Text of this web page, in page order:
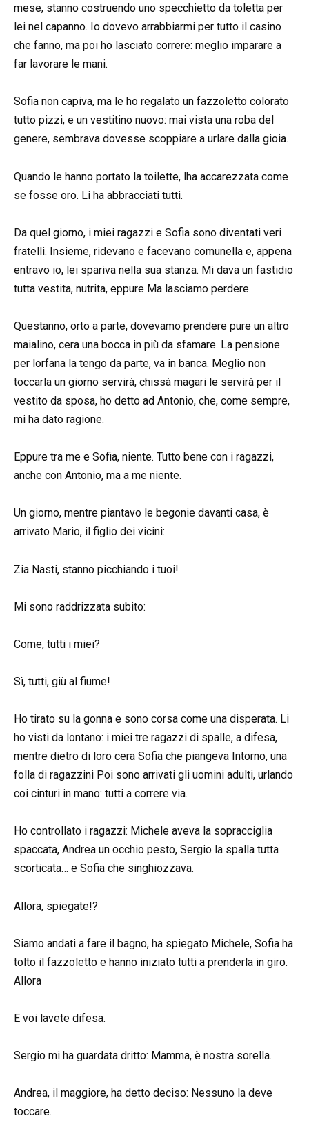
mese, stanno costruendo uno specchietto da toletta per
lei nel capanno. Io dovevo arrabbiarmi per tutto il casino
che fanno, ma poi ho lasciato correre: meglio imparare a
far lavorare le mani.
Sofia non capiva, ma le ho regalato un fazzoletto colorato
tutto pizzi, e un vestitino nuovo: mai vista una roba del
genere, sembrava dovesse scoppiare a urlare dalla gioia.
Quando le hanno portato la toilette, lha accarezzata come
se fosse oro. Li ha abbracciati tutti.
Da quel giorno, i miei ragazzi e Sofia sono diventati veri
fratelli. Insieme, ridevano e facevano comunella e, appena
entravo io, lei spariva nella sua stanza. Mi dava un fastidio
tutta vestita, nutrita, eppure Ma lasciamo perdere.
Questanno, orto a parte, dovevamo prendere pure un altro
maialino, cera una bocca in più da sfamare. La pensione
per lorfana la tengo da parte, va in banca. Meglio non
toccarla un giorno servirà, chissà magari le servirà per il
vestito da sposa, ho detto ad Antonio, che, come sempre,
mi ha dato ragione.
Eppure tra me e Sofia, niente. Tutto bene con i ragazzi,
anche con Antonio, ma a me niente.
Un giorno, mentre piantavo le begonie davanti casa, è
arrivato Mario, il figlio dei vicini:
Zia Nasti, stanno picchiando i tuoi!
Mi sono raddrizzata subito:
Come, tutti i miei?
Sì, tutti, giù al fiume!
Ho tirato su la gonna e sono corsa come una disperata. Li
ho visti da lontano: i miei tre ragazzi di spalle, a difesa,
mentre dietro di loro cera Sofia che piangeva Intorno, una
folla di ragazzini Poi sono arrivati gli uomini adulti, urlando
coi cinturi in mano: tutti a correre via.
Ho controllato i ragazzi: Michele aveva la sopracciglia
spaccata, Andrea un occhio pesto, Sergio la spalla tutta
scorticata… e Sofia che singhiozzava.
Allora, spiegate!?
Siamo andati a fare il bagno, ha spiegato Michele, Sofia ha
tolto il fazzoletto e hanno iniziato tutti a prenderla in giro.
Allora
E voi lavete difesa.
Sergio mi ha guardata dritto: Mamma, è nostra sorella.
Andrea, il maggiore, ha detto deciso: Nessuno la deve
toccare.